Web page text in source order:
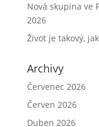
Nová skupina ve
2026
Život je takový,
Archivy
Červenec 2026
Červen 2026
Duben 2026